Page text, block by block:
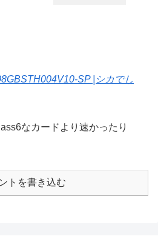
SP |シカでし
なカードより速かったり
トを書き込む